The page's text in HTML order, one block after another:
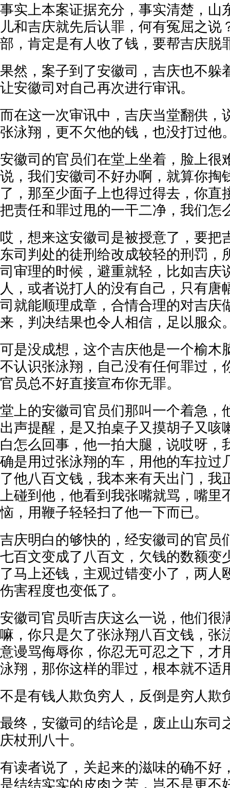
事实上本案证据充分，事实清楚，山
儿和吉庆就先后认罪，何有冤屈之说
部，肯定是有人收了钱，要帮吉庆脱
果然，案子到了安徽司，吉庆也不躲
让安徽司对自己再次进行审讯。
而在这一次审讯中，吉庆当堂翻供，
张泳翔，更不欠他的钱，也没打过他
安徽司的官员们在堂上坐着，脸上很
说，我们安徽司不好办啊，就算你掏
了，那至少面子上也得过得去，你直
把责任和罪过甩的一干二净，我们怎
哎，想来这安徽司是被授意了，要把
东司判处的徒刑给改成较轻的刑罚，
司审理的时候，避重就轻，比如吉庆
人，或者说打人的没有自己，只有唐
司就能顺理成章，合情合理的对吉庆
来，判决结果也令人相信，足以服众
可是没成想，这个吉庆他是一个榆木
不认识张泳翔，自己没有任何罪过，
官员总不好直接宣布你无罪。
堂上的安徽司官员们那叫一个着急，
出声提醒，是又拍桌子又摸胡子又咳
白怎么回事，他一拍大腿，说哎呀，
确是用过张泳翔的车，用他的车拉过
了他八百文钱，我本来有天出门，我
上碰到他，他看到我张嘴就骂，嘴里
恼，用鞭子轻轻扫了他一下而已。
吉庆明白的够快的，经安徽司的官员
七百文变成了八百文，欠钱的数额变
了马上还钱，主观过错变小了，两人
伤害程度也变低了。
安徽司官员听吉庆这么一说，他们很
嘛，你只是欠了张泳翔八百文钱，张
意谩骂侮辱你，你忍无可忍之下，才
泳翔，那你这样的罪过，根本就不适
不是有钱人欺负穷人，反倒是穷人欺
最终，安徽司的结论是，废止山东司
庆杖刑八十。
有读者说了，关起来的滋味的确不好
是结结实实的皮肉之苦，岂不是更不